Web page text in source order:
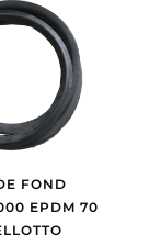
FOND
EPDM 70